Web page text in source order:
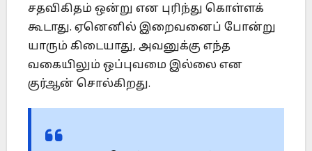
சதவிகிதம் ஒன்று என புரிந்து கொள்ளக்
கூடாது. ஏனெனில் இறைவனைப் போன்று
யாரும் கிடையாது, அவனுக்கு எந்த
வகையிலும் ஒப்புவமை இல்லை என
குர்ஆன் சொல்கிறது.